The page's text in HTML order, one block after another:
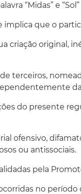
“Midas” e
implica que o
criação
terceiros,
do presente
ofensivo,
ou antissociais.
pela
no